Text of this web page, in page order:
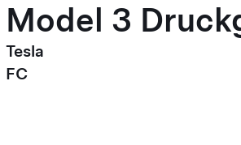
Model 3
Tesla
FC